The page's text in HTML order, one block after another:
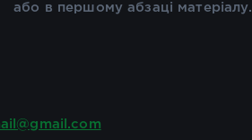
або в першому абзаці матеріалу.